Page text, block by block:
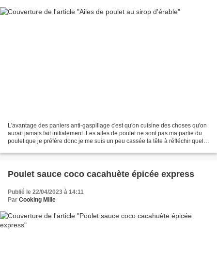
L'avantage des paniers anti-gaspillage c'est qu'on cuisine des choses qu'on
aurait jamais fait initialement. Les ailes de poulet ne sont pas ma partie du
poulet que je préfère donc je me suis un peu cassée la tête à réfléchir quelle
Poulet sauce coco cacahuète épicée express
Publié le 22/04/2023 à 14:11
Par Cooking Milie